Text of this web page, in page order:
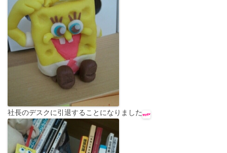
社長のデスクに引退することになりました